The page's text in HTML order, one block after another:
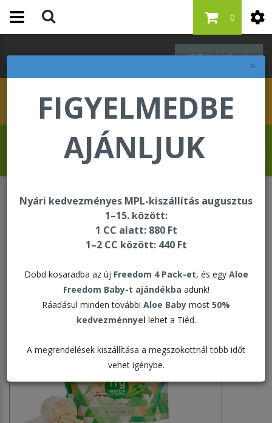
×
FIGYELMEDBE
AJÁNLJUK
Nyári kedvezményes MPL-kiszállítás augusztus
1–15. között:
1 CC alatt: 880 Ft
1–2 CC között: 440 Ft
Dobd kosaradba az új Freedom 4 Pack-et, és egy Aloe
Freedom Baby-t ajándékba adunk!
Ráadásul minden további Aloe Baby most 50%
kedvezménnyel lehet a Tiéd.
A megrendelések kiszállítása a megszokottnál több időt
vehet igénybe.
Bejelentkezés
0
Schleppné Dr. Kasz Edit üdvözli Önt a
Forever Living internetes áruházában!
Lendületes életmód Forever Plant Protein®